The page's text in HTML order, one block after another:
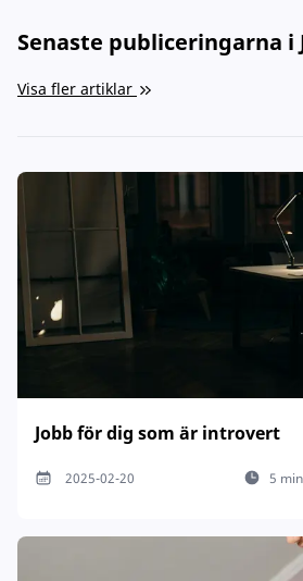
Senaste publiceringarna i
Visa fler artiklar
Jobb för dig som är introvert
2025-02-20 5 min